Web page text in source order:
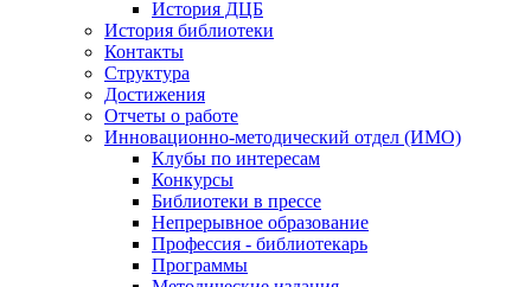
История ДЦБ
История библиотеки
Контакты
Структура
Достижения
Отчеты о работе
Инновационно-методический отдел (ИМО)
Клубы по интересам
Конкурсы
Библиотеки в прессе
Непрерывное образование
Профессия - библиотекарь
Программы